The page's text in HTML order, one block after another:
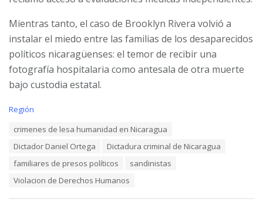
Mientras tanto, el caso de Brooklyn Rivera volvió a
instalar el miedo entre las familias de los desaparecidos
políticos nicaragüenses: el temor de recibir una
fotografía hospitalaria como antesala de otra muerte
bajo custodia estatal.
C
Región
crimenes de lesa humanidad en Nicaragua
Dictador Daniel Ortega
Dictadura criminal de Nicaragua
familiares de presos políticos
sandinistas
Violacion de Derechos Humanos